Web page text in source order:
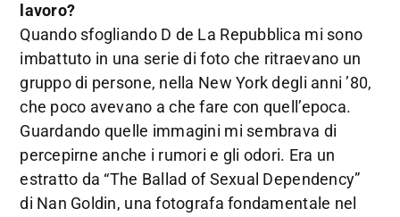
lavoro?
Quando sfogliando D de La Repubblica mi sono
imbattuto in una serie di foto che ritraevano un
gruppo di persone, nella New York degli anni ’80,
che poco avevano a che fare con quell’epoca.
Guardando quelle immagini mi sembrava di
percepirne anche i rumori e gli odori. Era un
estratto da “The Ballad of Sexual Dependency”
di Nan Goldin, una fotografa fondamentale nel